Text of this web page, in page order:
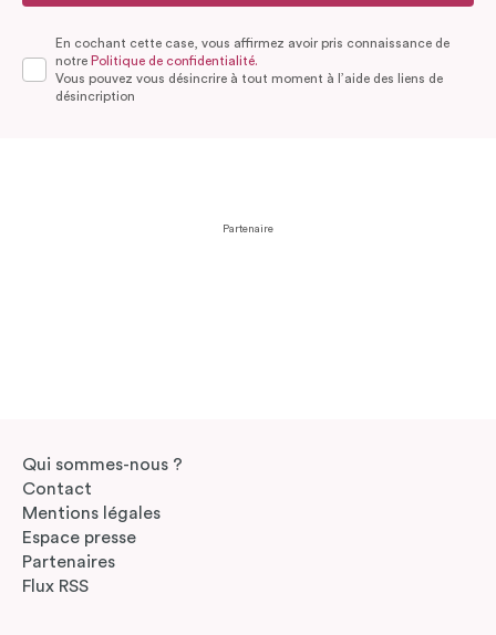
En cochant cette case, vous affirmez avoir pris connaissance de
notre Politique de confidentialité.
Vous pouvez vous désincrire à tout moment à l’aide des liens de
désincription
Partenaire
Qui sommes-nous ?
Contact
Mentions légales
Espace presse
Partenaires
Flux RSS